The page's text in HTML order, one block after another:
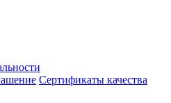
Сертификаты качества